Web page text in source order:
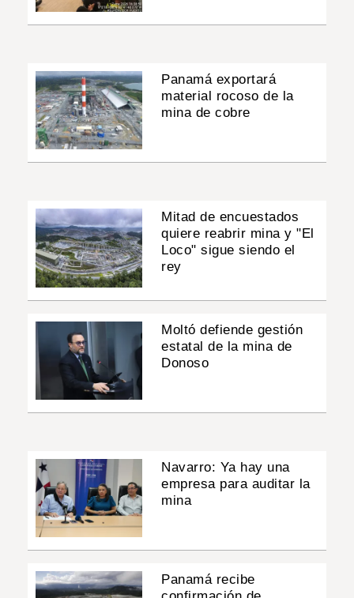
Panamá exportará
material rocoso de la
mina de cobre
Mitad de encuestados
quiere reabrir mina y "El
Loco" sigue siendo el
rey
Moltó defiende gestión
estatal de la mina de
Donoso
Navarro: Ya hay una
empresa para auditar la
mina
Panamá recibe